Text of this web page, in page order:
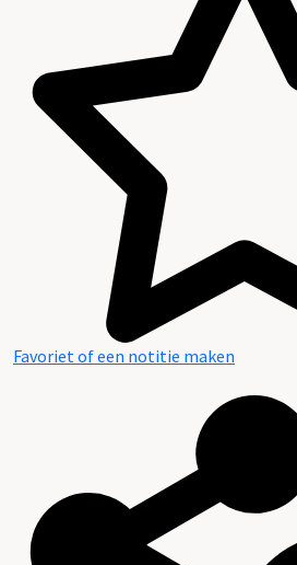
Favoriet of een notitie maken